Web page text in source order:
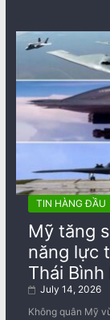
TIN HÀNG ĐẦU
Mỹ tăng
năng lực
Thái
July 14, 2026
Không quân Mỹ